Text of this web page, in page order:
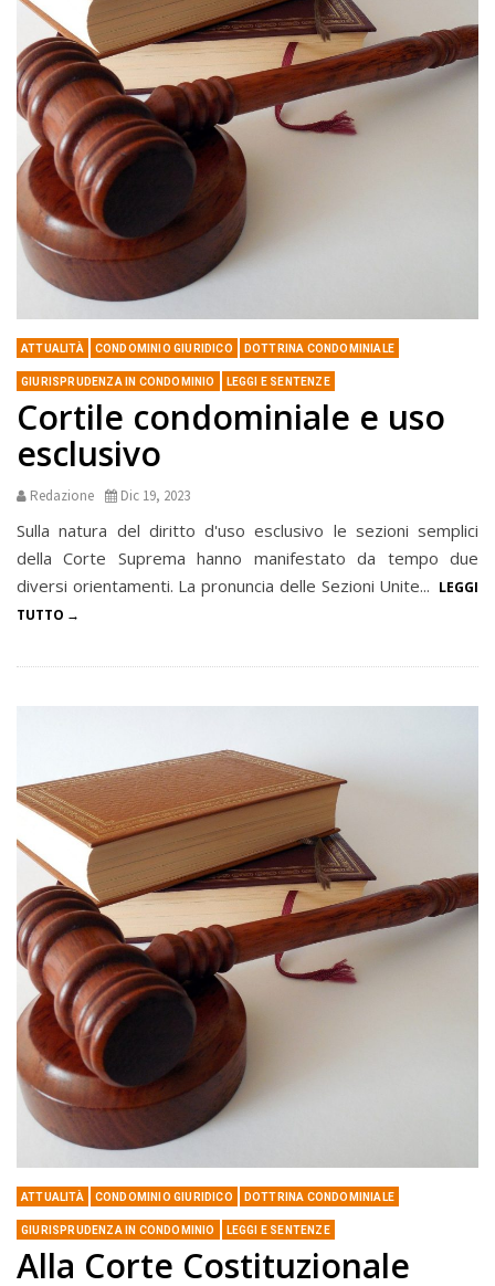
ATTUALITÀ CONDOMINIO GIURIDICO DOTTRINA CONDOMINIALE
GIURISPRUDENZA IN CONDOMINIO LEGGI E SENTENZE
Cortile condominiale e uso
esclusivo
Redazione Dic 19, 2023
Sulla natura del diritto d'uso esclusivo le sezioni semplici
della Corte Suprema hanno manifestato da tempo due
diversi orientamenti. La pronuncia delle Sezioni Unite... LEGGI
TUTTO
ATTUALITÀ CONDOMINIO GIURIDICO DOTTRINA CONDOMINIALE
GIURISPRUDENZA IN CONDOMINIO LEGGI E SENTENZE
Alla Corte Costituzionale